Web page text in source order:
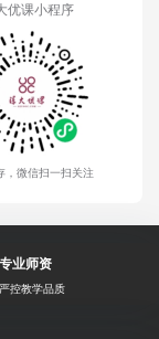
优课小程序
，微信扫一扫关注
专业师资
严控教学品质